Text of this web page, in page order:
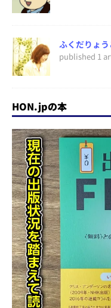
ふくだりょう
published 1
HON.jpの本